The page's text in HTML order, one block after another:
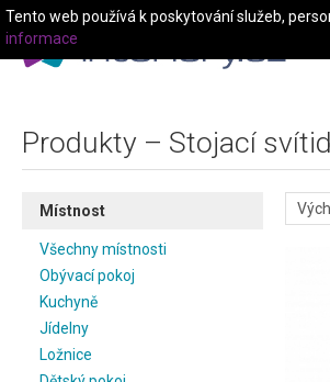
Produkty – Stojací
Místnost
Všechny místnosti
Obývací pokoj
Kuchyně
Jídelny
Ložnice
Tento web používá k poskytování služeb,
informace